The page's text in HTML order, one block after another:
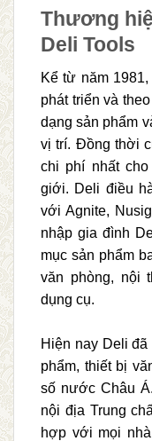
Thương
Deli Tools
Kể từ năm
phát triển và
dạng sản phẩm
vị trí. Đồng thời
chi phí nhất
giới. Deli điều
với Agnite,
nhập gia đình
mục sản phẩm
văn phòng, nội
dụng cụ.
Hiện nay Deli
phẩm, thiết bị
số nước Châu
nội địa Trung
hợp với mọi